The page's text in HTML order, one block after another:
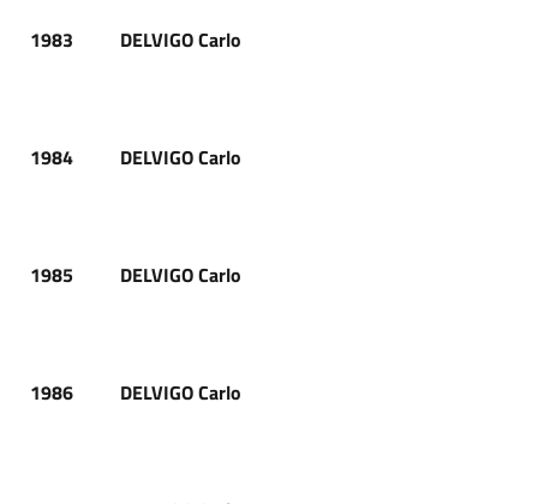
1983 DELVIGO Carlo
1984 DELVIGO Carlo
1985 DELVIGO Carlo
1986 DELVIGO Carlo